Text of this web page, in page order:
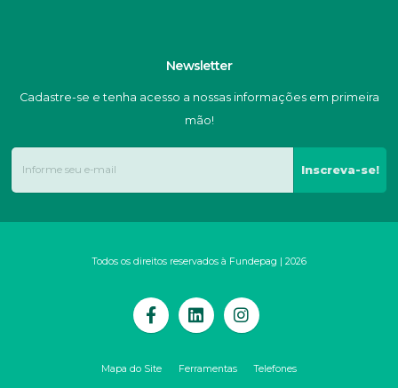
Newsletter
Cadastre-se e tenha acesso a nossas informações em primeira
mão!
Inscreva-se!
Todos os direitos reservados à Fundepag | 2026
Mapa do Site Ferramentas Telefones